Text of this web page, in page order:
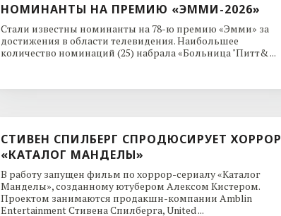
НОМИНАНТЫ НА ПРЕМИЮ «ЭММИ-2026»
Стали известны номинанты на 78-ю премию «Эмми» за
достижения в области телевидения. Наибольшее
количество номинаций (25) набрала «Больница "Питт& ...
СТИВЕН СПИЛБЕРГ СПРОДЮСИРУЕТ ХОРРОР
«КАТАЛОГ МАНДЕЛЫ»
В работу запущен фильм по хоррор-сериалу «Каталог
Манделы», созданному ютубером Алексом Кистером.
Проектом занимаются продакшн-компании Amblin
Entertainment Стивена Спилберга, United ...